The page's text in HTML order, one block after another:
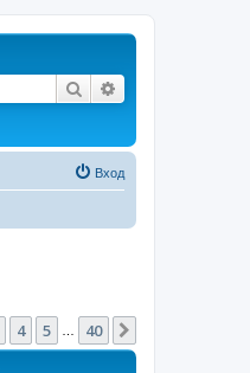
Поиск
Вход
из 40
4 5 40